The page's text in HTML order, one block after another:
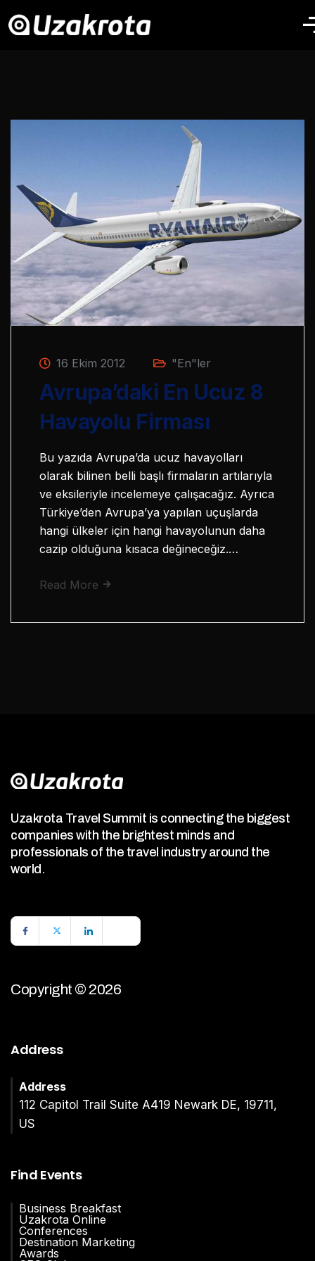
16 Ekim 2012 "En"ler
Avrupa’daki En Ucuz 8
Havayolu Firması
Bu yazıda Avrupa’da ucuz havayolları
olarak bilinen belli başlı firmaların artılarıyla
ve eksileriyle incelemeye çalışacağız. Ayrıca
Türkiye’den Avrupa’ya yapılan uçuşlarda
hangi ülkeler için hangi havayolunun daha
cazip olduğuna kısaca değineceğiz.…
Read More
Uzakrota Travel Summit is connecting the biggest
companies with the brightest minds and
professionals of the travel industry around the
world.
Copyright © 2026
Address
Address
112 Capitol Trail Suite A419 Newark DE, 19711,
US
Find Events
Business Breakfast
Uzakrota Online
Conferences
Destination Marketing
Awards